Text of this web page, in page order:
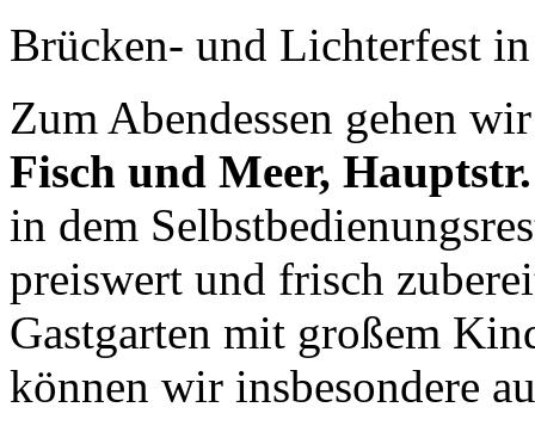
Brücken- und Lichterfest
Zum Abendessen gehen
Fisch und Meer,
in dem
preiswert und frisch
Gastgarten mit großem
können wir insbesondere